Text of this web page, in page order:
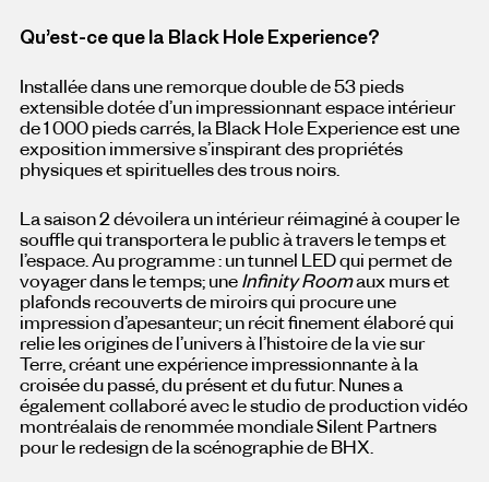
Qu’est-ce que la Black Hole Experience?
Installée dans une remorque double de 53 pieds
extensible dotée d’un impressionnant espace intérieur
de 1 000 pieds carrés, la Black Hole Experience est une
exposition immersive s’inspirant des propriétés
physiques et spirituelles des trous noirs.
La saison 2 dévoilera un intérieur réimaginé à couper le
souffle qui transportera le public à travers le temps et
l’espace. Au programme : un tunnel LED qui permet de
voyager dans le temps; uneInfinity Roomaux murs et
plafonds recouverts de miroirs qui procure une
impression d’apesanteur; un récit finement élaboré qui
relie les origines de l’univers à l’histoire de la vie sur
Terre, créant une expérience impressionnante à la
croisée du passé, du présent et du futur. Nunes a
également collaboré avec le studio de production vidéo
montréalais de renommée mondiale Silent Partners
pour le redesign de la scénographie deBHX.